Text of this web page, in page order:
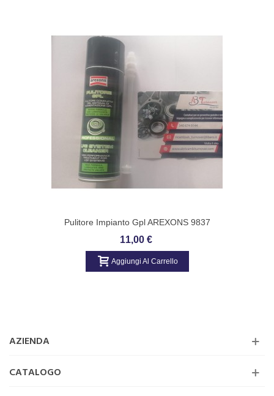
Pulitore Impianto Gpl AREXONS 9837
11,00 €
Aggiungi Al Carrello
AZIENDA
CATALOGO